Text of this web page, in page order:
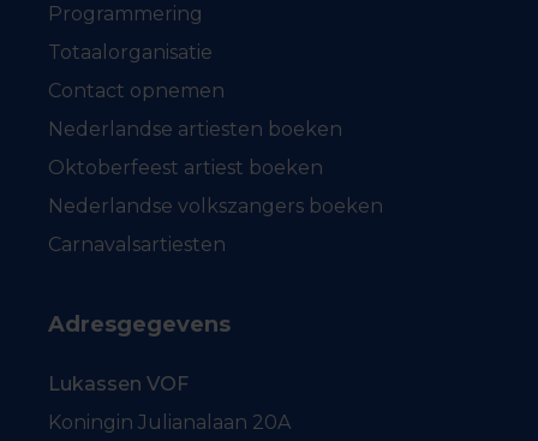
Programmering
Totaalorganisatie
Contact opnemen
Nederlandse artiesten boeken
Oktoberfeest artiest boeken
Nederlandse volkszangers boeken
Carnavalsartiesten
Adresgegevens
Lukassen VOF
Koningin Julianalaan 20A